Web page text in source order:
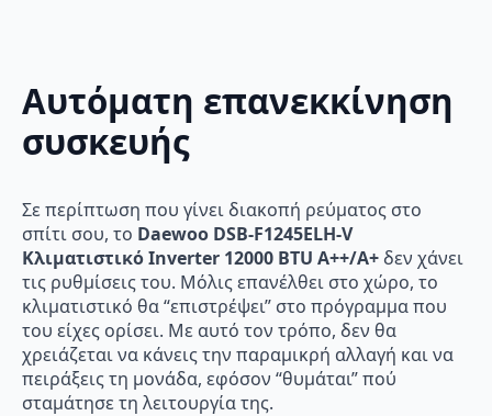
Αυτόματη επανεκκίνηση
συσκευής
Σε περίπτωση που γίνει διακοπή ρεύματος στο
σπίτι σου, το Daewoo DSB-F1245ELH-V
Κλιματιστικό Inverter 12000 BTU A++/A+ δεν χάνει
τις ρυθμίσεις του. Μόλις επανέλθει στο χώρο, το
κλιματιστικό θα “επιστρέψει” στο πρόγραμμα που
του είχες ορίσει. Με αυτό τον τρόπο, δεν θα
χρειάζεται να κάνεις την παραμικρή αλλαγή και να
πειράξεις τη μονάδα, εφόσον “θυμάται” πού
σταμάτησε τη λειτουργία της.